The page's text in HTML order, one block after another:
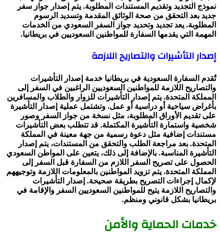
نموذج التجديد وتقديم المستندات المطلوبة. يتم إصدار جواز سفر
جديد بعد التحقق من صحة الوثائق المقدمة وتسديد الرسوم
المطلوبة. يعد تجديد وتحديد جواز السفر السعودي من الخدمات
المهمة التي يقدمها السفارة للمواطنين السعوديين في بريطانيا.
إصدار التأشيرات والتصاريح اللازمة
تُقدم السفارة السعودية في بريطانيا خدمة إصدار التأشيرات
والتصاريح اللازمة للمواطنين السعوديين الراغبين في السفر إلى
المملكة المتحدة. يتم إصدار التأشيرات للزوار والطلاب والمسافرين
بأغراض سياحية أو دراسية أو عمل. وتشتمل عملية إصدار التأشيرة
على تقديم الأوراق المطلوبة، مثل نسخة من جواز السفر وصور
شخصية واستمارة التأشيرة المكتملة. قد تتطلب بعض التأشيرات
مستندات إضافية مثل دعوة رسمية من جهة معينة في المملكة
المتحدة. بعد مراجعة الطلب والتحقق من المستندات، يتم إصدار
التأشيرة المناسبة. بالإضافة إلى ذلك، يتعين على المواطن السعودي
الحصول على تصريح السفر اللازم من السفارة قبل السفر إلى
المملكة المتحدة. يتم تزويد المواطنين بالمعلومات اللازمة وتوجيههم
لإكمال إجراءات التصريح بطريقة صحيحة. إصدار التأشيرات
والتصاريح اللازمة يتيح للمواطنين السعوديين السفر والإقامة في
بريطانيا بشكل قانوني ومنظم.
خدمات الحماية والأمن